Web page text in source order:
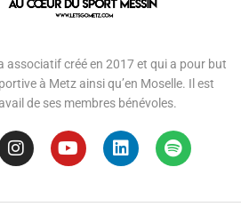
associatif créé en 2017 et qui a pour but
à Metz ainsi qu’en Moselle. Il est
de ses membres bénévoles.